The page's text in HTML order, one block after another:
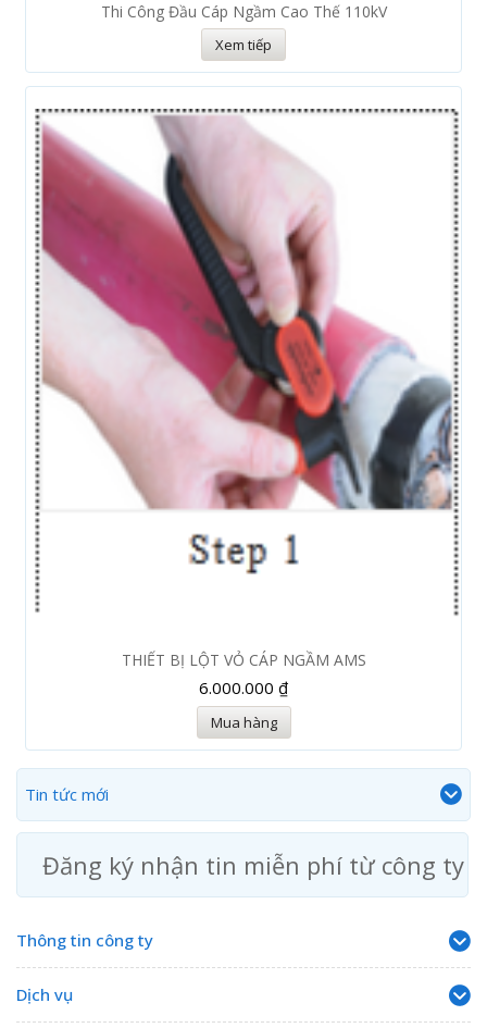
Thi Công Đầu Cáp Ngầm Cao Thế 110kV
Xem tiếp
THIẾT BỊ LỘT VỎ CÁP NGẦM AMS
6.000.000 ₫
Mua hàng
Tin tức mới
Đăng ký nhận tin miễn phí từ công ty
Thông tin công ty
Dịch vụ